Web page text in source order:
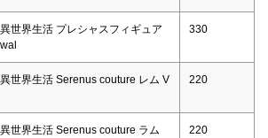
世界生活 プレシャスフィギュア
330
世界生活 Serenus couture レム V
220
世界生活 Serenus couture ラム 220